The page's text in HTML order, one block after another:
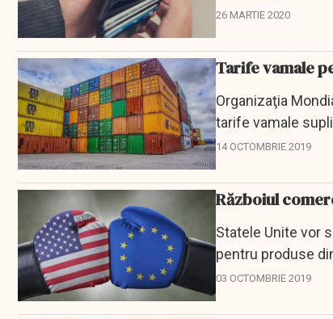
economică mai
26 MARTIE 2020
Tarife vamale
Organizaţia
tarife vamale
cauza...
14 OCTOMBRIE 2019
Războiul
Statele Unite vor
pentru produse
Reuters, citat de
03 OCTOMBRIE 2019